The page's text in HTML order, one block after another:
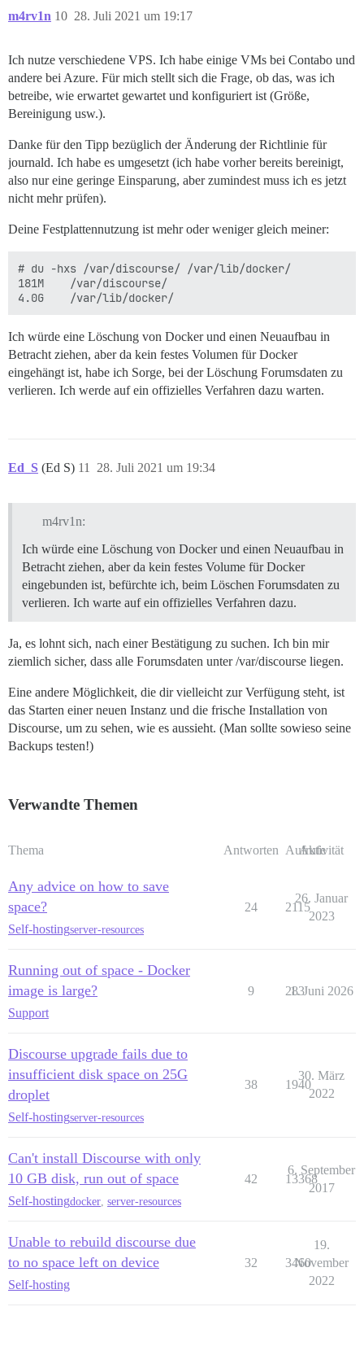
m4rv1n 28. Juli 2021 um 19:17
10
Ich nutze verschiedene VPS. Ich habe einige VMs bei Contabo und
andere bei Azure. Für mich stellt sich die Frage, ob das, was ich
betreibe, wie erwartet gewartet und konfiguriert ist (Größe,
Bereinigung usw.).
Danke für den Tipp bezüglich der Änderung der Richtlinie für
journald. Ich habe es umgesetzt (ich habe vorher bereits bereinigt,
also nur eine geringe Einsparung, aber zumindest muss ich es jetzt
nicht mehr prüfen).
Deine Festplattennutzung ist mehr oder weniger gleich meiner:
# du -hxs /var/discourse/ /var/lib/docker/
181M    /var/discourse/
Ich würde eine Löschung von Docker und einen Neuaufbau in
Betracht ziehen, aber da kein festes Volumen für Docker
eingehängt ist, habe ich Sorge, bei der Löschung Forumsdaten zu
verlieren. Ich werde auf ein offizielles Verfahren dazu warten.
Ed_S (Ed S) 28. Juli 2021 um 19:34
11
m4rv1n:
Ich würde eine Löschung von Docker und einen Neuaufbau in
Betracht ziehen, aber da kein festes Volume für Docker
eingebunden ist, befürchte ich, beim Löschen Forumsdaten zu
verlieren. Ich warte auf ein offizielles Verfahren dazu.
Ja, es lohnt sich, nach einer Bestätigung zu suchen. Ich bin mir
ziemlich sicher, dass alle Forumsdaten unter /var/discourse liegen.
Eine andere Möglichkeit, die dir vielleicht zur Verfügung steht, ist
das Starten einer neuen Instanz und die frische Installation von
Discourse, um zu sehen, wie es aussieht. (Man sollte sowieso seine
Backups testen!)
Verwandte Themen
Thema Antworten Aufrufe
Aktivität
Any advice on how to save
space?
Self-hostingserver-resources
24 2115
26. Januar
2023
Running out of space - Docker
image is large?
Support
9 283
1. Juni 2026
Discourse upgrade fails due to
insufficient disk space on 25G
droplet
Self-hostingserver-resources
38 1940
30. März
2022
Can't install Discourse with only
10 GB disk, run out of space
Self-hostingdocker server-resources
42 13368
6. September
2017
Unable to rebuild discourse due
to no space left on device
Self-hosting
32 3460
19.
November
2022